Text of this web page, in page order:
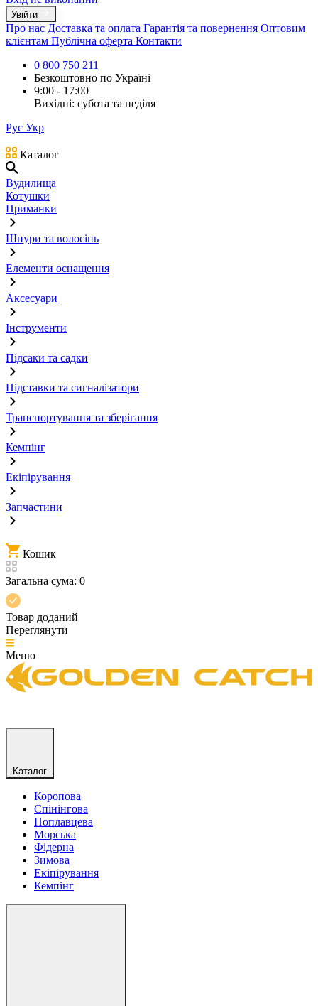
Увійти
Про нас Доставка та оплата Гарантія та повернення Оптовим
клієнтам Публічна оферта Контакти
0 800 750 211
Безкоштовно по Україні
9:00 - 17:00
Вихідні: субота та неділя
Рус Укр
Каталог
Вудилища
Котушки
Приманки
Шнури та волосінь
Елементи оснащення
Аксесуари
Інструменти
Підсаки та садки
Підставки та сигналізатори
Транспортування та зберігання
Кемпінг
Екіпірування
Запчастини
Кошик
Загальна сума: 0
Товар доданий
Переглянути
Меню
Каталог
Коропова
Спінінгова
Поплавцева
Морська
Фідерна
Зимова
Екіпірування
Кемпінг